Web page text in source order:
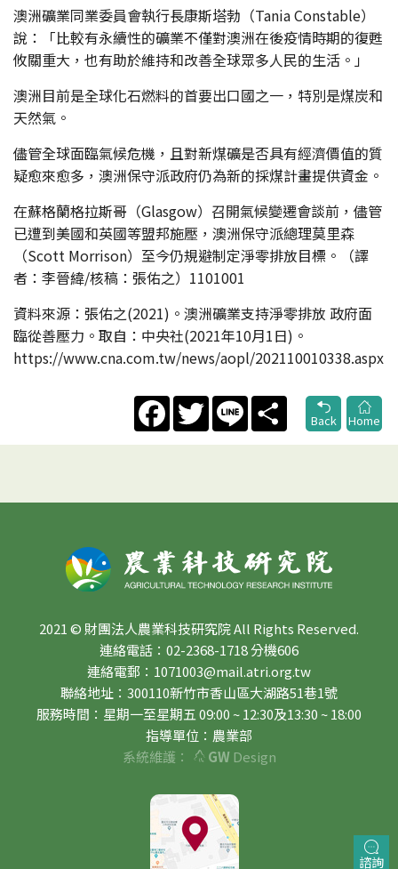
諮詢
澳洲礦業同業委員會執行長康斯塔勃（Tania Constable）
說：「比較有永續性的礦業不僅對澳洲在後疫情時期的復甦
攸關重大，也有助於維持和改善全球眾多人民的生活。」
澳洲目前是全球化石燃料的首要出口國之一，特別是煤炭和
天然氣。
儘管全球面臨氣候危機，且對新煤礦是否具有經濟價值的質
疑愈來愈多，澳洲保守派政府仍為新的採煤計畫提供資金。
在蘇格蘭格拉斯哥（Glasgow）召開氣候變遷會談前，儘管
已遭到美國和英國等盟邦施壓，澳洲保守派總理莫里森
（Scott Morrison）至今仍規避制定淨零排放目標。（譯
者：李晉緯/核稿：張佑之）1101001
資料來源：張佑之(2021)。澳洲礦業支持淨零排放 政府面
臨從善壓力。取自：中央社(2021年10月1日)。
https://www.cna.com.tw/news/aopl/202110010338.aspx
FacebookTwitter Line
Share
Back
Home
2021 © 財團法人農業科技研究院 All Rights Reserved.
連絡電話：02-2368-1718 分機606
連絡電郵：1071003@mail.atri.org.tw
聯絡地址：300110新竹市香山區大湖路51巷1號
服務時間：星期一至星期五 09:00 ~ 12:30及13:30 ~ 18:00
指導單位：農業部
系統維護：
GWDesign